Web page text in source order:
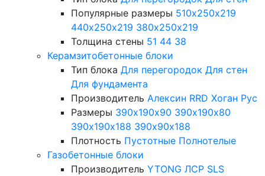
Популярные размеры 510х250х219
440х250х219 380х250х219
Толщина стены 51 44 38
Керамзитобетонные блоки
Тип блока Для перегородок Для стен
Для фундамента
Производитель Алексин RRD Хоган Рус
Размеры 390х190х90 390х190х80
390х190х188 390х90х188
Плотность Пустотные Полнотелые
Газобетонные блоки
Производитель YTONG ЛСР SLS